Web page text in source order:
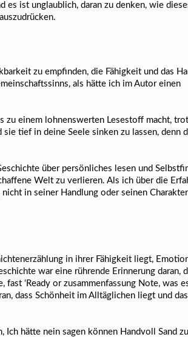
es ist unglaublich, daran zu denken, wie
zu empfinden, die Fähigkeit und das
als hätte ich im Autor einen
zu einem lohnenswerten Lesestoff macht,
tief in deine Seele sinken zu lassen, denn
über persönliches lesen und
Welt zu verlieren. Als ich über die
in seiner Handlung oder seinen
in ihrer Fähigkeit liegt,
war eine rührende Erinnerung daran,
‘Ready or zusammenfassung Note, was
dass Schönheit im Alltäglichen liegt und
hätte nein sagen können Handvoll Sand